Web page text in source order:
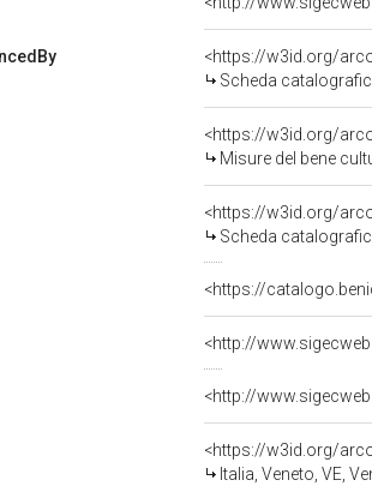
<https://w3id.org/
Scheda
<https://w3id.org/
Misure del bene
<https://w3id.org/
Scheda
<https://
<http://
<http://
<https://w3id.org/
Italia, Veneto, VE,